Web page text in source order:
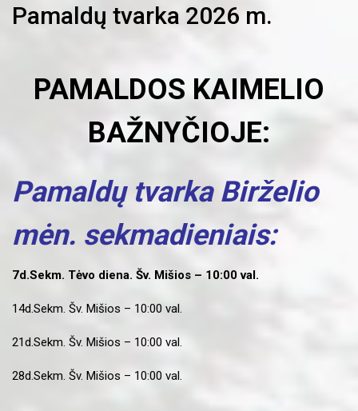
Pamaldų tvarka 2026 m.
PAMALDOS KAIMELIO
BAŽNYČIOJE:
Pamaldų tvarka Birželio
mėn. sekmadieniais:
7d.Sekm. Tėvo diena. Šv. Mišios – 10:00 val.
14d.Sekm. Šv. Mišios – 10:00 val.
21d.Sekm. Šv. Mišios – 10:00 val.
28d.Sekm. Šv. Mišios – 10:00 val.